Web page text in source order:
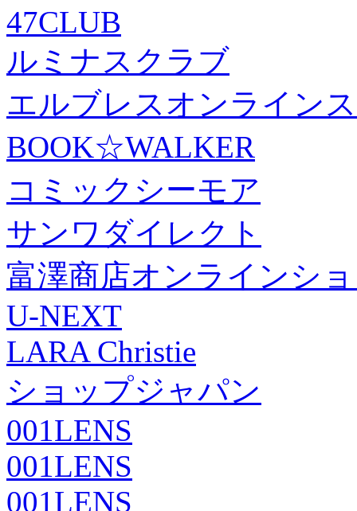
47CLUB
ルミナスクラブ
エルブレスオンライン
BOOK☆WALKER
コミックシーモア
サンワダイレクト
富澤商店オンラインシ
U-NEXT
LARA Christie
ショップジャパン
001LENS
001LENS
001LENS